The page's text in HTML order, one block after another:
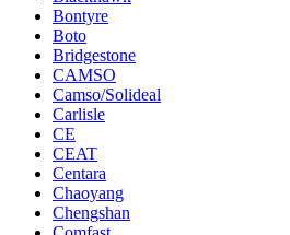
Bontyre
Boto
Bridgestone
CAMSO
Camso/Solideal
Carlisle
CE
CEAT
Centara
Chaoyang
Chengshan